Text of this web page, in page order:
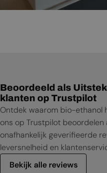
Beoordeeld als
klanten op Trustpilot
Ontdek waarom bio-ethanol
ons op Trustpilot
onafhankelijk geverifieerde
leversnelheid en
Bekijk alle reviews